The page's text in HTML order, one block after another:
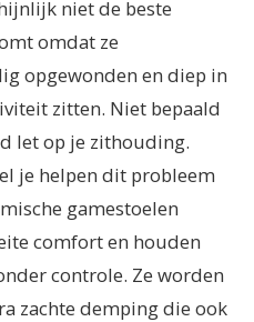
niet de beste
omdat ze
opgewonden en diep in
zitten. Niet bepaald
let op je zithouding.
je helpen dit probleem
gamestoelen
comfort en houden
controle. Ze worden
zachte demping die ook